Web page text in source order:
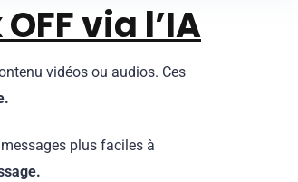
via l’IA
vidéos ou audios. Ces
plus faciles à